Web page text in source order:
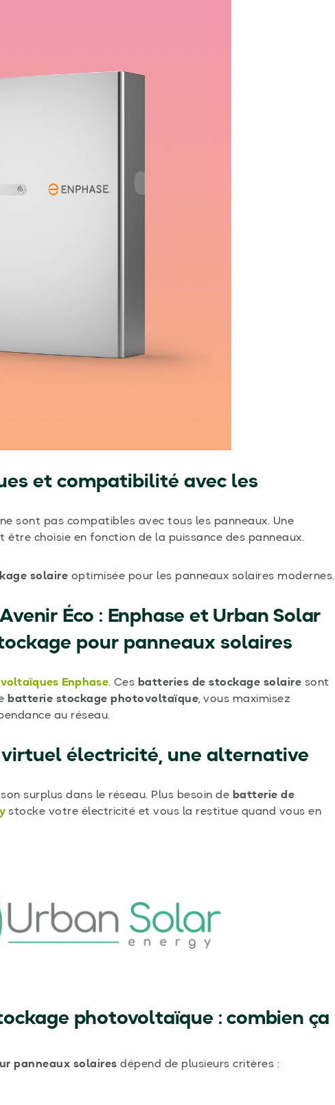
et compatibilité avec les
ne sont pas compatibles avec tous les panneaux. Une
être choisie en fonction de la puissance des panneaux.
solaire optimisée pour les panneaux solaires modernes.
Éco : Enphase et Urban Solar
pour panneaux solaires
Enphase. Ces batteries de stockage solaire sont
batterie stockage photovoltaïque, vous maximisez
au réseau.
virtuel électricité, une alternative
surplus dans le réseau. Plus besoin de batterie de
stocke votre électricité et vous la restitue quand vous en
photovoltaïque : combien ça
panneaux solaires dépend de plusieurs critères :